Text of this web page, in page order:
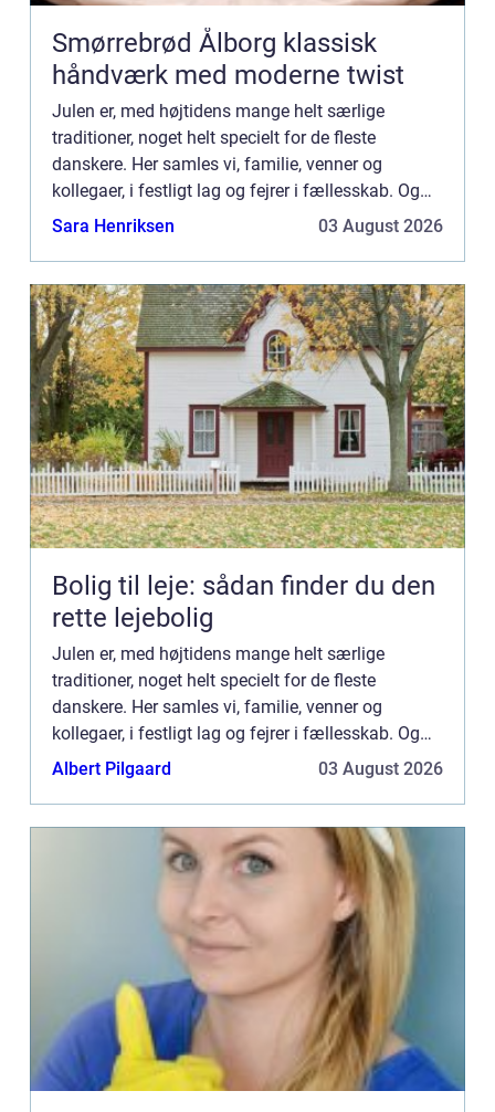
Smørrebrød Ålborg klassisk
håndværk med moderne twist
Julen er, med højtidens mange helt særlige
traditioner, noget helt specielt for de fleste
danskere. Her samles vi, familie, venner og
kollegaer, i festligt lag og fejrer i fællesskab. Og
“fællesskab” er netop omdr...
Sara Henriksen 03 August 2026
Bolig til leje: sådan finder du den
rette lejebolig
Julen er, med højtidens mange helt særlige
traditioner, noget helt specielt for de fleste
danskere. Her samles vi, familie, venner og
kollegaer, i festligt lag og fejrer i fællesskab. Og
“fællesskab” er netop omdr...
Albert Pilgaard 03 August 2026